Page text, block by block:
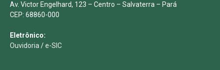
Av. Victor Engelhard, 123 – Centro – Salvaterra – Pará
CEP: 68860-000
Eletrônico:
Ouvidoria/e-SIC